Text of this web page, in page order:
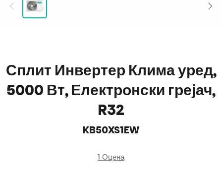
Сплит Инвертер Клима уред,
5000 Вт, Електронски грејач,
R32
KB50XS1EW
1 Оцена